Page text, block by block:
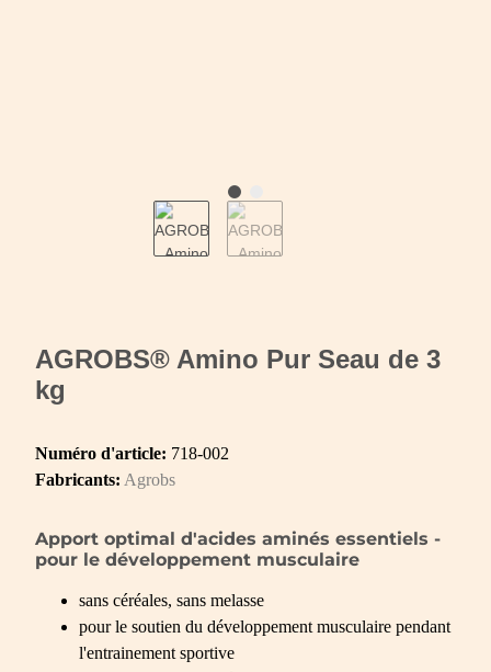
AGROBS® Amino Pur Seau de 3
kg
Numéro d'article: 718-002
Fabricants: Agrobs
Apport optimal d'acides aminés essentiels -
pour le développement musculaire
sans céréales, sans melasse
pour le soutien du développement musculaire pendant
l'entrainement sportive